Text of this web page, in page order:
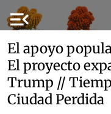
menu_open
El apoyo
El proyecto
Trump //
Ciudad Perdida